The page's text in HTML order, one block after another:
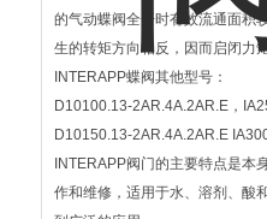
的气动蝶阀全开时有效流通面积
生的转矩方向相反，因而启闭力
INTERAPP蝶阀其他型号：
D10100.13-2AR.4A.2AR.E，
D10150.13-2AR.4A.2AR.E
INTERAPP阀门的主要特点是
作和维修，适用于水、溶剂、酸